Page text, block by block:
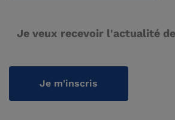
Je veux recevoir l'actualité
Je m'inscris